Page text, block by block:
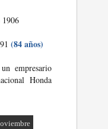
1906
(84 años)
empresario
Honda